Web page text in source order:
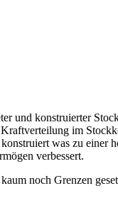
und konstruierter
im
was zu einer
verbessert.
noch Grenzen